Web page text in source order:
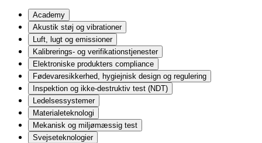
Academy
Akustik støj og vibrationer
Luft, lugt og emissioner
Kalibrerings- og verifikationstjenester
Elektroniske produkters compliance
Fødevaresikkerhed, hygiejnisk design og regulering
Inspektion og ikke-destruktiv test (NDT)
Ledelsessystemer
Materialeteknologi
Mekanisk og miljømæssig test
Svejseteknologier